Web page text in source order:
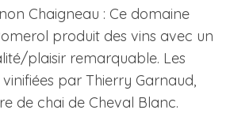
Chaigneau : Ce domaine
produit des vins avec un
plaisir remarquable. Les
par Thierry Garnaud,
de chai de Cheval Blanc.